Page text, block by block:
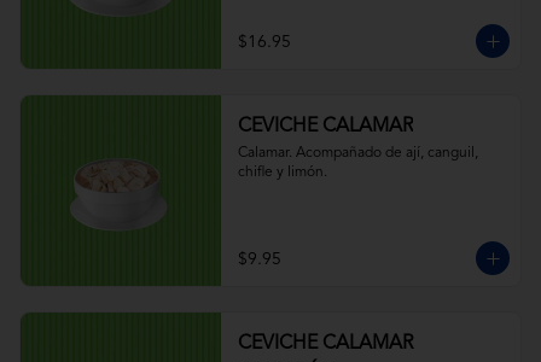
$16.95
CEVICHE CALAMAR
Calamar. Acompañado de ají, canguil,
chifle y limón.
$9.95
CEVICHE CALAMAR